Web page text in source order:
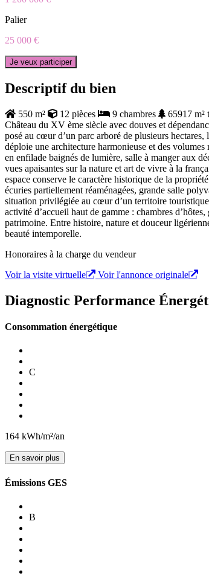
Palier
25 000 €
Je veux participer
Descriptif du bien
550 m² 12 pièces 9 chambres
65917 m²
Château du XV ème siècle avec douves et
posé au cœur d’un parc arboré de plusieurs
déploie une architecture harmonieuse et des volumes
en enfilade baignés de lumière, salle à manger aux
vues apaisantes sur la nature et art de vivre à la
espace conserve le caractère historique de la
écuries partiellement réaménagées, grande salle
situation privilégiée au cœur d’un territoire
activité d’accueil haut de gamme : chambres
patrimoine. Entre histoire, nature et douceur
beauté intemporelle.
Honoraires à la charge du vendeur
Voir la visite virtuelle
Voir l'annonce originale
Diagnostic Performance
Consommation énergétique
C
164 kWh/m²/an
En savoir plus
Émissions GES
B